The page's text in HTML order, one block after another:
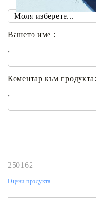
Вашето име :
.
Коментар към продукта:
.
250162
Оцени продукта